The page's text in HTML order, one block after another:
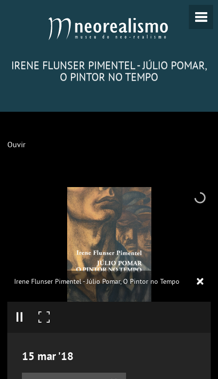
IRENE FLUNSER PIMENTEL - JÚLIO POMAR,
O PINTOR NO TEMPO
Ouvir
Irene Flunser Pimentel - Júlio Pomar, O Pintor no Tempo
15 mar '18